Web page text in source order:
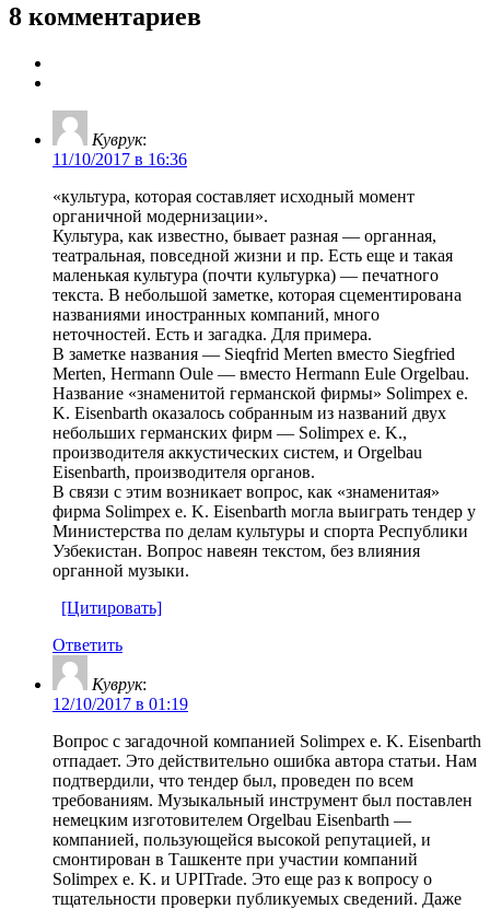
8 комментариев
Куврук:
11/10/2017 в 16:36
«культура, которая составляет исходный момент
органичной модернизации».
Культура, как известно, бывает разная — органная,
театральная, повседной жизни и пр. Есть еще и такая
маленькая культура (почти культурка) — печатного
текста. В небольшой заметке, которая сцементирована
названиями иностранных компаний, много
неточностей. Есть и загадка. Для примера.
В заметке названия — Sieqfrid Merten вместо Siegfried
Merten, Hermann Oule — вместо Hermann Eule Orgelbau.
Название «знаменитой германской фирмы» Solimpex e.
K. Eisenbarth оказалось собранным из названий двух
небольших германских фирм — Solimpex e. K.,
производителя аккустических систем, и Orgelbau
Eisenbarth, производителя органов.
В связи с этим возникает вопрос, как «знаменитая»
фирма Solimpex e. K. Eisenbarth могла выиграть тендер у
Министерства по делам культуры и спорта Республики
Узбекистан. Вопрос навеян текстом, без влияния
органной музыки.
[Цитировать]
Ответить
Куврук:
12/10/2017 в 01:19
Вопрос с загадочной компанией Solimpex e. K. Eisenbarth
отпадает. Это действительно ошибка автора статьи. Нам
подтвердили, что тендер был, проведен по всем
требованиям. Музыкальный инструмент был поставлен
немецким изготовителем Orgelbau Eisenbarth —
компанией, пользующейся высокой репутацией, и
смонтирован в Ташкенте при участии компаний
Solimpex e. K. и UPITrade. Это еще раз к вопросу о
тщательности проверки публикуемых сведений. Даже